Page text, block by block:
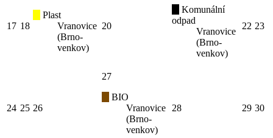
17 18
Plast
Vranovice
(Brno-
venkov)
20
Komunální
odpad
Vranovice
(Brno-
venkov)
22 23
24 25 26
27
BIO
Vranovice
(Brno-
venkov)
28 29 30